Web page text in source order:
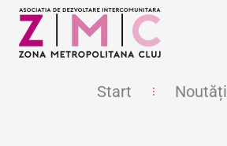
Skip
content
Start Noutăți